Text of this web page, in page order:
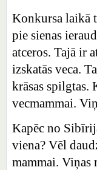
Konkursa laikā
pie sienas
atceros. Tajā ir
izskatās veca.
krāsas spilgtas.
vecmammai.
Kapēc no
viena? Vēl
mammai. Viņas